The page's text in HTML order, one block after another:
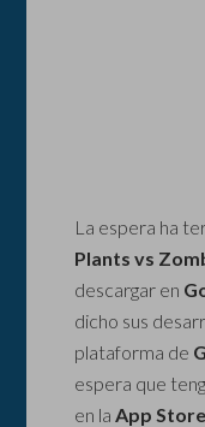
La espera ha
Plants vs
descargar en
dicho sus
plataforma de
espera que
en laApp Store